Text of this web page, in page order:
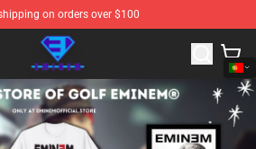
on orders over $100
Eminem Merchandise Shop